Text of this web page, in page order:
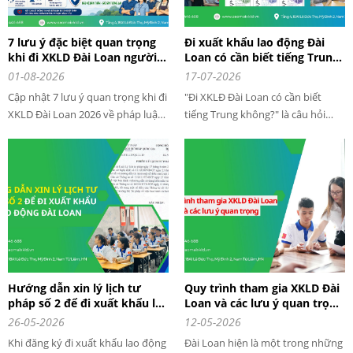
7 lưu ý đặc biệt quan trọng
khi đi XKLD Đài Loan người
lao động nhất định phải biết
01-08-2026
Cập nhật 7 lưu ý quan trọng khi đi
XKLD Đài Loan 2026 về pháp luật,
quấy rối tình dục khi sinh sống và
Đi xuất khẩu lao động Đài
Loan có cần biết tiếng Trung
không?
17-07-2026
"Đi XKLĐ Đài Loan có cần biết
tiếng Trung không?" là câu hỏi
quan tâm khi có ý định sang Đài
Loan làm việc. Nhiều người lo lắng
vì chưa từng học tiếng Trung và
sợ không đủ điều kiện đăng ký
Hướng dẫn xin lý lịch tư
pháp số 2 để đi xuất khẩu lao
động Đài Loan 2026
26-05-2026
Khi đăng ký đi xuất khẩu lao động
Quy trình tham gia XKLD Đài
Loan và các lưu ý quan trọng
khi đi XKLD Đài Loan
12-05-2026
Đài Loan hiện là một trong những